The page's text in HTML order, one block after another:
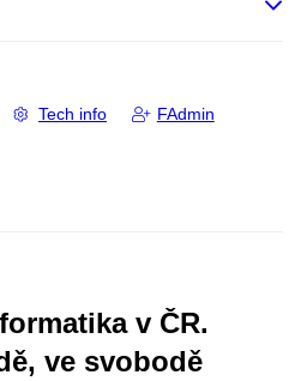
Tech info FAdmin
v ČR.
ve svobodě